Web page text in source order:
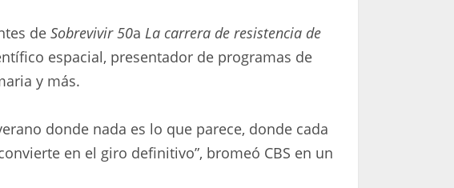
de Sobrevivir 50a La carrera de resistencia de
espacial, presentador de programas de
y más.
donde nada es lo que parece, donde cada
en el giro definitivo”, bromeó CBS en un